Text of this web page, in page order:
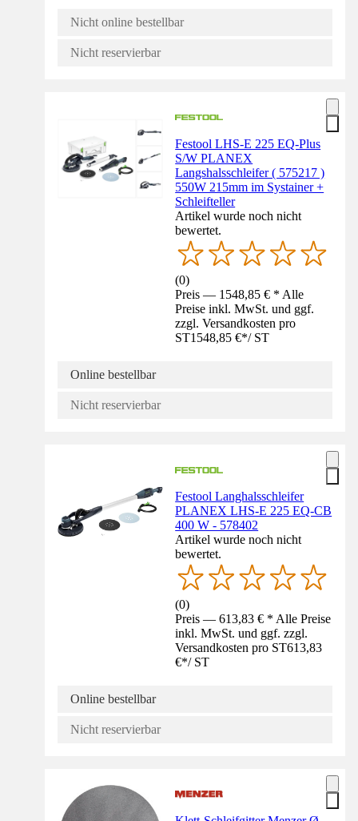
Nicht online bestellbar
Nicht reservierbar
Festool LHS-E 225 EQ-Plus
S/W PLANEX
Langshalsschleifer ( 575217 )
550W 215mm im Systainer +
Schleifteller
Artikel wurde noch nicht
bewertet.
(0)
Preis — 1548,85 € * Alle
Preise inkl. MwSt. und ggf.
zzgl. Versandkosten pro
ST1548,85 €*/ ST
Online bestellbar
Nicht reservierbar
Festool Langhalsschleifer
PLANEX LHS-E 225 EQ-CB
400 W - 578402
Artikel wurde noch nicht
bewertet.
(0)
Preis — 613,83 € * Alle Preise
inkl. MwSt. und ggf. zzgl.
Versandkosten pro ST613,83
€*/ ST
Online bestellbar
Nicht reservierbar